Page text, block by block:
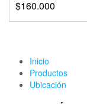
$160.000
Inicio
Productos
Ubicación